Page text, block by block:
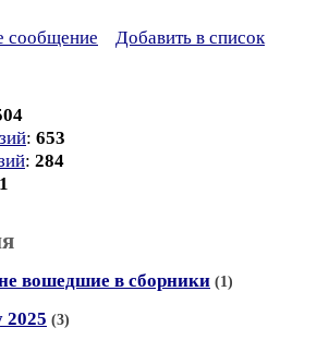
сообщение
Добавить в список
: 653
: 284
вошедшие в сборники (1)
2025 (3)